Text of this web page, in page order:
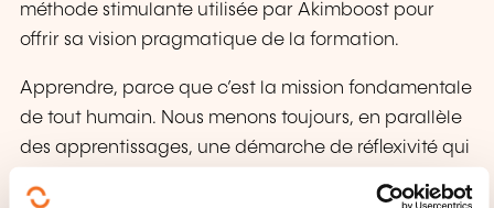
méthode stimulante utilisée par Akimboost pour
offrir sa vision pragmatique de la formation.
Apprendre, parce que c’est la mission fondamentale
de tout humain. Nous menons toujours, en parallèle
des apprentissages, une démarche de réflexivité qui